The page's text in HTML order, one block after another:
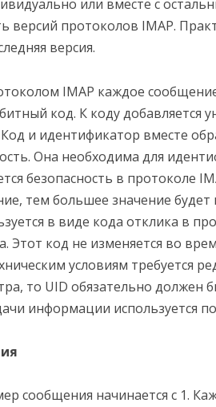
или вместе с
версий протоколов IMAP.
версия.
IMAP каждое
код. К коду добавляется
и идентификатор вместе
Она необходима для
безопасность в протоколе
тем большее значение
в виде кода отклика в
Этот код не изменяется во
условиям требуется
то UID обязательно должен
информации используется
сообщения начинается с 1.